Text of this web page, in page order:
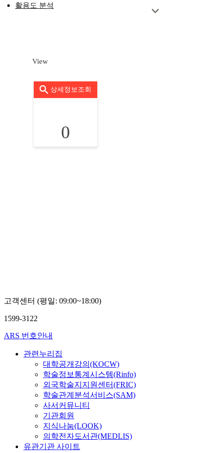
활용도 분석
View
상세정보조회
0
고객센터 (평일: 09:00~18:00)
1599-3122
ARS 번호안내
관련누리집
대학공개강의(KOCW)
학술정보통계시스템(Rinfo)
외국학술지지원센터(FRIC)
학술관계분석서비스(SAM)
사서커뮤니티
기관회원
지식나눔(LOOK)
의학전자도서관(MEDLIS)
유관기관 사이트